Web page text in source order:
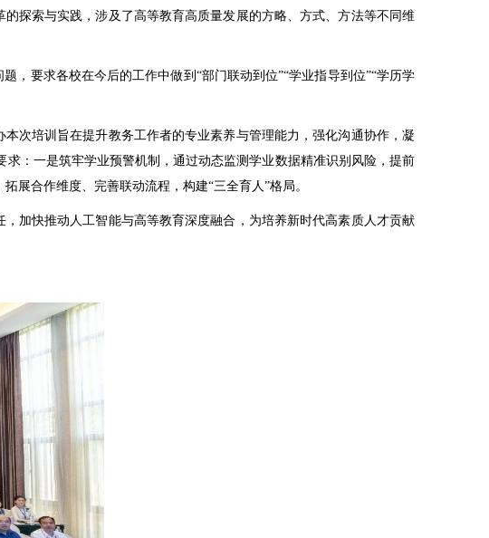
探索与实践，涉及了高等教育高质量发展的方略、方式、方法等不同维
，要求各校在今后的工作中做到“部门联动到位”“学业指导到位”“学历学
次培训旨在提升教务工作者的专业素养与管理能力，强化沟通协作，凝
：一是筑牢学业预警机制，通过动态监测学业数据精准识别风险，提前
展合作维度、完善联动流程，构建“三全育人”格局。
加快推动人工智能与高等教育深度融合，为培养新时代高素质人才贡献